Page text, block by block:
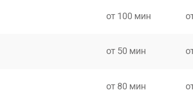
от 100 мин
от 50 мин
от 80 мин